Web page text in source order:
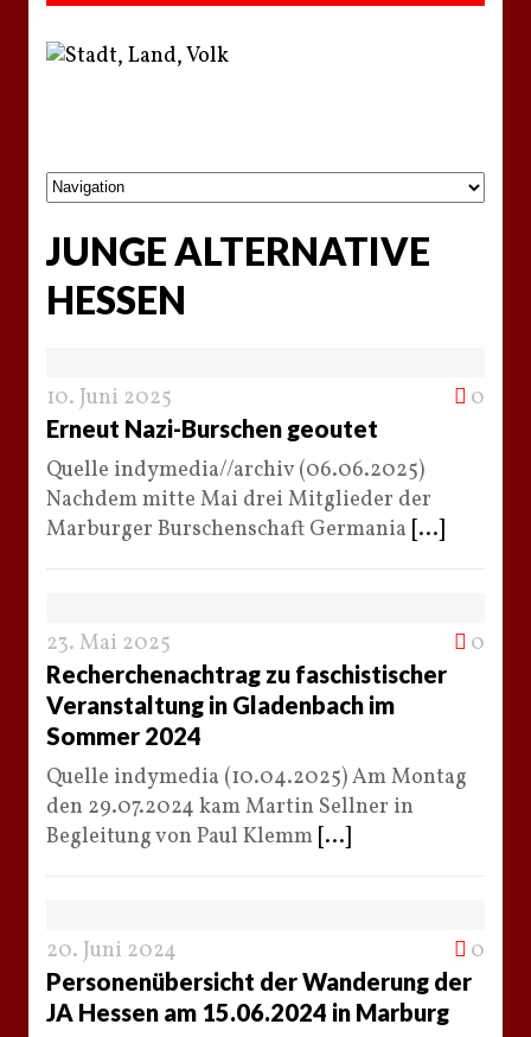
JUNGE ALTERNATIVE
HESSEN
10. Juni 2025 0
Erneut Nazi-Burschen geoutet
Quelle indymedia//archiv (06.06.2025)
Nachdem mitte Mai drei Mitglieder der
Marburger Burschenschaft Germania [...]
23. Mai 2025 0
Recherchenachtrag zu faschistischer
Veranstaltung in Gladenbach im
Sommer 2024
Quelle indymedia (10.04.2025) Am Montag
den 29.07.2024 kam Martin Sellner in
Begleitung von Paul Klemm [...]
20. Juni 2024 0
Personenübersicht der Wanderung der
JA Hessen am 15.06.2024 in Marburg